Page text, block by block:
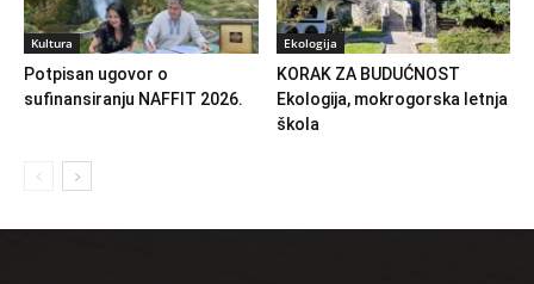
Kultura
Potpisan ugovor o
sufinansiranju NAFFIT 2026.
Ekologija
KORAK ZA BUDUĆNOST
Ekologija, mokrogorska letnja
škola